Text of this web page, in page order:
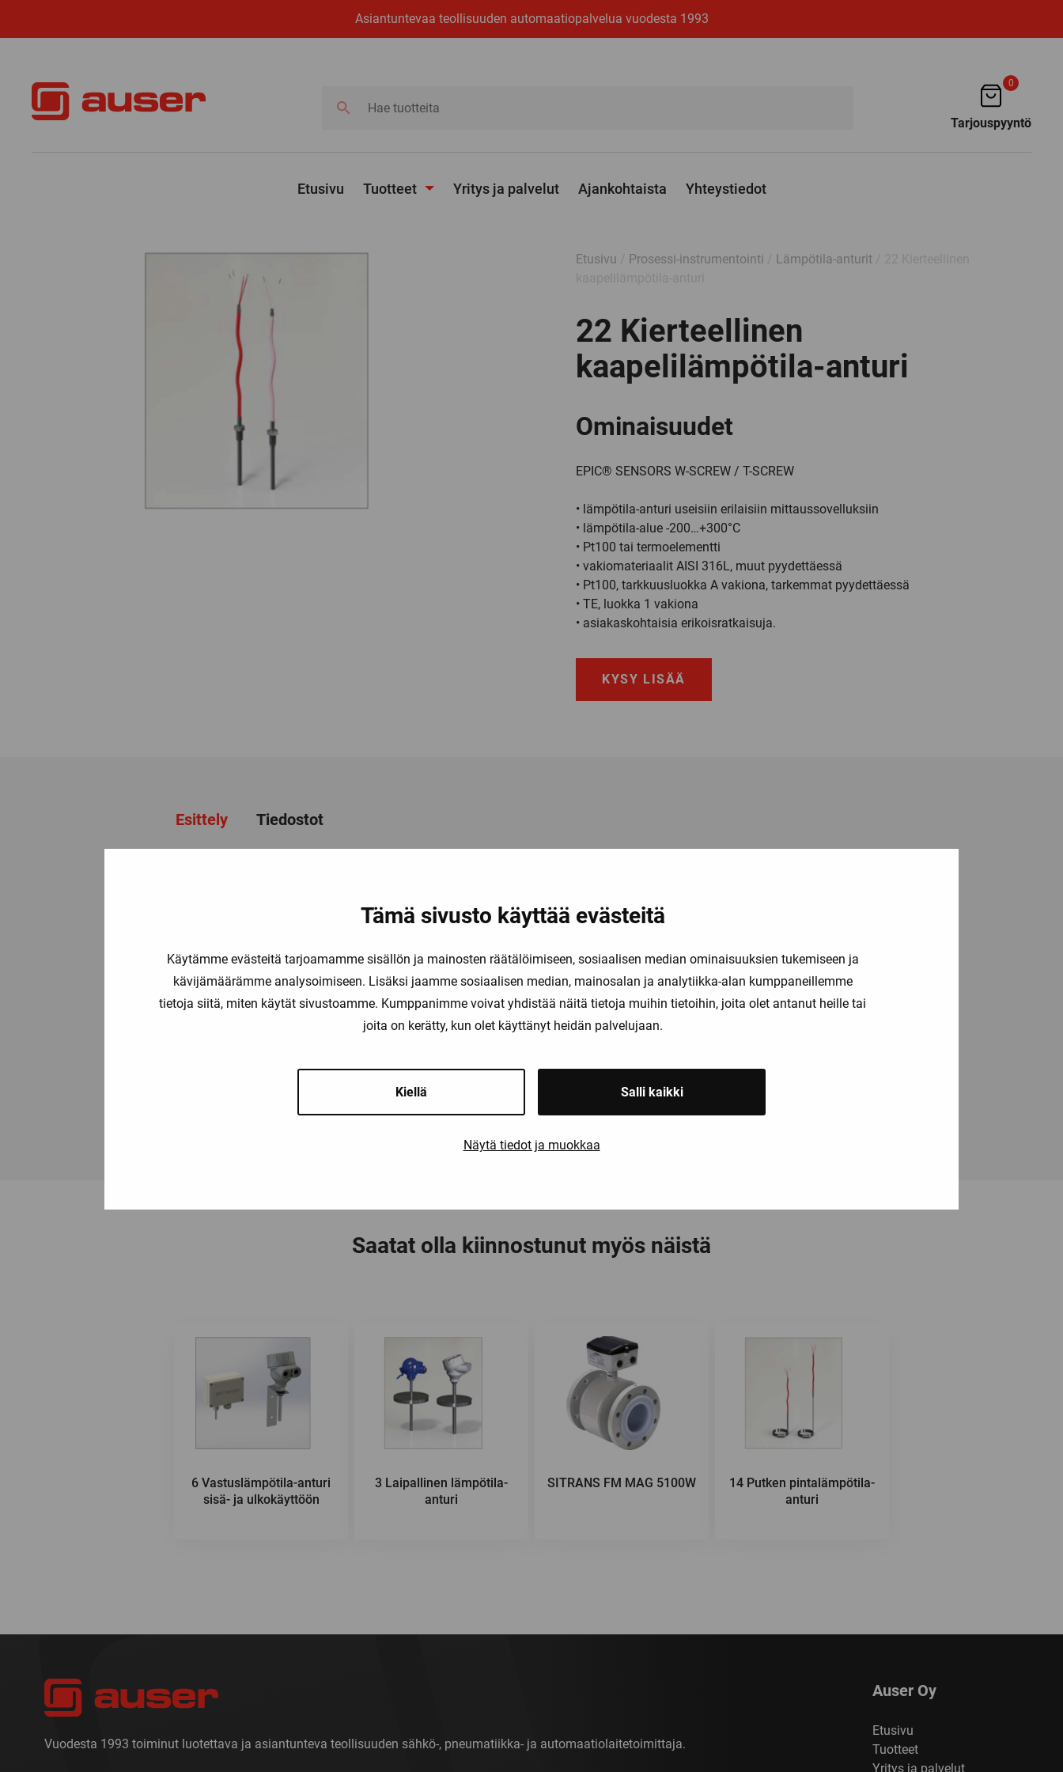
Tämä sivusto käyttää evästeitä
Käytämme evästeitä tarjoamamme sisällön ja mainosten räätälöimiseen, sosiaalisen median ominaisuuksien tukemiseen ja
kävijämäärämme analysoimiseen. Lisäksi jaamme sosiaalisen median, mainosalan ja analytiikka-alan kumppaneillemme
tietoja siitä, miten käytät sivustoamme. Kumppanimme voivat yhdistää näitä tietoja muihin tietoihin, joita olet antanut heille tai
joita on kerätty, kun olet käyttänyt heidän palvelujaan.
Kiellä Salli kaikki
Näytä tiedot ja muokkaa
Asiantuntevaa teollisuuden automaatiopalvelua vuodesta 1993
tuotteita
0
Tarjouspyyntö
Etusivu Tuotteet Yritys ja palvelut Ajankohtaista Yhteystiedot
Etusivu Prosessi-instrumentointi Lämpötila-anturit
22 Kierteellinen
kaapelilämpötila-anturi
Ominaisuudet
EPIC® SENSORS W-SCREW / T-SCREW
• lämpötila-anturi useisiin erilaisiin mittaussovelluksiin
• lämpötila-alue -200…+300°C
• Pt100 tai termoelementti
• vakiomateriaalit AISI 316L, muut pyydettäessä
• Pt100, tarkkuusluokka A vakiona, tarkemmat pyydettäessä
• TE, luokka 1 vakiona
• asiakaskohtaisia erikoisratkaisuja.
KYSY LISÄÄ
Esittely Tiedostot
• koneen- ja laivanrakennus, tehdastekniikka.
EPIC® SENSORS valmistaa prosessiteollisuuden tarpeisiin termopari-ja vastusanturit
– vaippa elementit, hitsattavat suojataskut, kierretaskut sekä yhteet
Saatat olla kiinnostunut myös näistä
6 Vastuslämpötila-anturi
sisä- ja ulkokäyttöön
3 Laipallinen lämpötila-
anturi
SITRANS FM MAG 5100W
14 Putken pintalämpötila-
anturi
Vuodesta 1993 toiminut luotettava ja asiantunteva teollisuuden sähkö-, pneumatiikka- ja automaatiolaitetoimittaja.
Auser Oy
Etusivu
Tuotteet
Yritys ja palvelut